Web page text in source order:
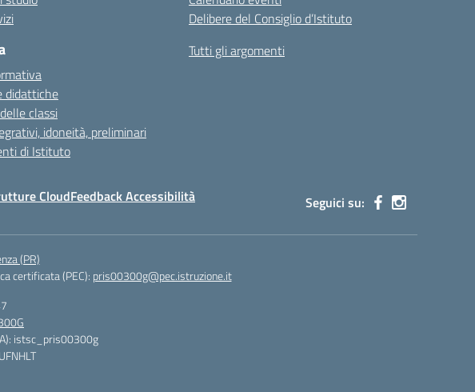
didattiche
classi
idoneità, preliminari
di Istituto
Delibere del Consiglio d’Istituto
Tutti gli argomenti
CloudFeedback Accessibilità Seguici su:
(PR)
certificata (PEC): pris00300g@pec.istruzione.it
istsc_pris00300g